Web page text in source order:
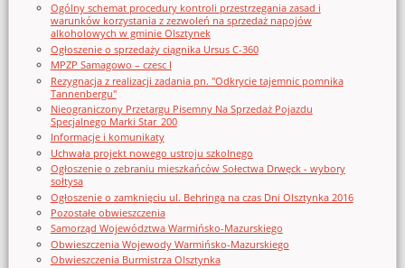
Ogólny schemat procedury kontroli przestrzegania zasad i
warunków korzystania z zezwoleń na sprzedaż napojów
alkoholowych w gminie Olsztynek
Ogłoszenie o sprzedaży ciągnika Ursus C-360
MPZP Samagowo – czesc I
Rezygnacja z realizacji zadania pn. "Odkrycie tajemnic pomnika
Tannenbergu"
Nieograniczony Przetargu Pisemny Na Sprzedaż Pojazdu
Specjalnego Marki Star_200
Informacje i komunikaty
Uchwała projekt nowego ustroju szkolnego
Ogłoszenie o zebraniu mieszkańców Sołectwa Drwęck - wybory
sołtysa
Ogłoszenie o zamknięciu ul. Behringa na czas Dni Olsztynka 2016
Pozostałe obwieszczenia
Samorząd Województwa Warmińsko-Mazurskiego
Obwieszczenia Wojewody Warmińsko-Mazurskiego
Obwieszczenia Burmistrza Olsztynka